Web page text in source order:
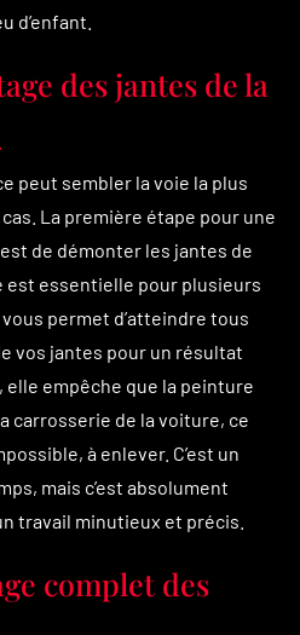
d’enfant.
des jantes de la
peut sembler la voie la plus
La première étape pour une
de démonter les jantes de
essentielle pour plusieurs
permet d’atteindre tous
vos jantes pour un résultat
empêche que la peinture
carrosserie de la voiture, ce
à enlever. C’est un
mais c’est absolument
travail minutieux et précis.
complet des